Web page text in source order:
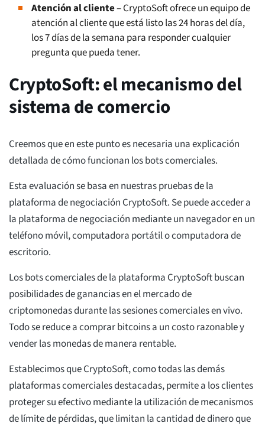
Atención al cliente– CryptoSoft ofrece un equipo de
atención al cliente que está listo las 24 horas del día,
los 7 días de la semana para responder cualquier
pregunta que pueda tener.
CryptoSoft: el mecanismo del
sistema de comercio
Creemos que en este punto es necesaria una explicación
detallada de cómo funcionan los bots comerciales.
Esta evaluación se basa en nuestras pruebas de la
plataforma de negociación CryptoSoft. Se puede acceder a
la plataforma de negociación mediante un navegador en un
teléfono móvil, computadora portátil o computadora de
escritorio.
Los bots comerciales de la plataforma CryptoSoft buscan
posibilidades de ganancias en el mercado de
criptomonedas durante las sesiones comerciales en vivo.
Todo se reduce a comprar bitcoins a un costo razonable y
vender las monedas de manera rentable.
Establecimos que CryptoSoft, como todas las demás
plataformas comerciales destacadas, permite a los clientes
proteger su efectivo mediante la utilización de mecanismos
de límite de pérdidas, que limitan la cantidad de dinero que